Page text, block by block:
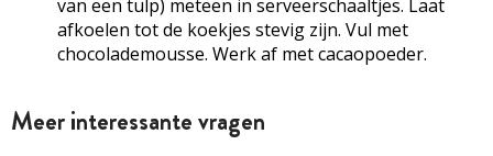
van een tulp) meteen in serveerschaaltjes. Laat
afkoelen tot de koekjes stevig zijn. Vul met
chocolademousse. Werk af met cacaopoeder.
Meer interessante vragen